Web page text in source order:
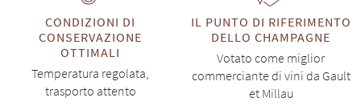
CONDIZIONI DI
CONSERVAZIONE
OTTIMALI
Temperatura regolata,
trasporto attento
IL PUNTO DI RIFERIMENTO
DELLO CHAMPAGNE
Votato come miglior
commerciante di vini da Gault
et Millau